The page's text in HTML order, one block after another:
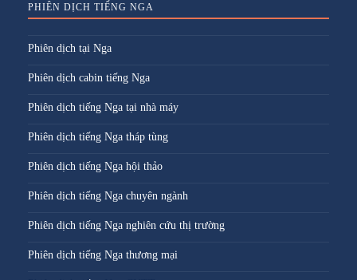
PHIÊN DỊCH TIẾNG NGA
Phiên dịch tại Nga
Phiên dịch cabin tiếng Nga
Phiên dịch tiếng Nga tại nhà máy
Phiên dịch tiếng Nga tháp tùng
Phiên dịch tiếng Nga hội thảo
Phiên dịch tiếng Nga chuyên ngành
Phiên dịch tiếng Nga nghiên cứu thị trường
Phiên dịch tiếng Nga thương mại